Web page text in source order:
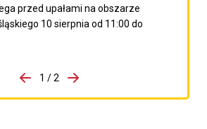
przed upałami na obszarze
10 sierpnia od 11:00 do
1 / 2
Przejdź do następnego